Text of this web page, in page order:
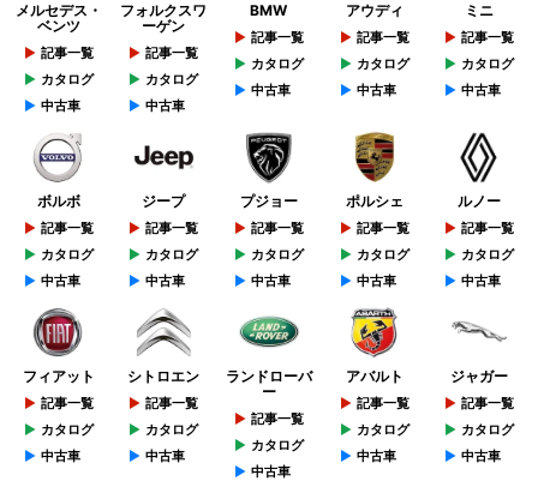
メルセデス・
ベンツ
記事一覧
カタログ
中古車
フォルクスワ
ーゲン
記事一覧
カタログ
中古車
BMW
記事一覧
カタログ
中古車
アウディ
記事一覧
カタログ
中古車
ミニ
記事一覧
カタログ
中古車
ボルボ
記事一覧
カタログ
中古車
ジープ
記事一覧
カタログ
中古車
プジョー
記事一覧
カタログ
中古車
ポルシェ
記事一覧
カタログ
中古車
ルノー
記事一覧
カタログ
中古車
フィアット
記事一覧
カタログ
中古車
シトロエン
記事一覧
カタログ
中古車
ランドローバ
ー
記事一覧
カタログ
中古車
アバルト
記事一覧
カタログ
中古車
ジャガー
記事一覧
カタログ
中古車